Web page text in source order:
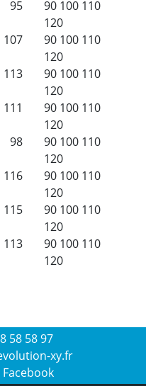
95 90 100 110
120
107 90 100 110
120
113 90 100 110
120
111 90 100 110
120
98 90 100 110
120
116 90 100 110
120
115 90 100 110
120
113 90 100 110
120
58 58 97
xy.fr